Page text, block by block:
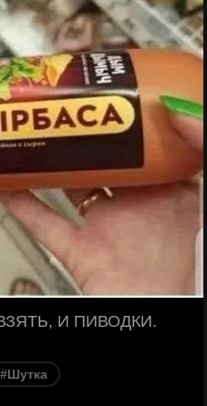
И ПИВОДКИ.
#Шутка